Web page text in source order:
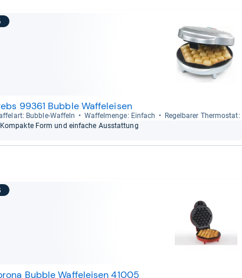
99361 Bubble Waffeleisen
Bub­ble-​Waf­feln Waf­fel­menge: Ein­fach
Regel­ba­rer Ther­mo­stat:
Kom­pakte Form und ein­fa­che Aus­stat­tung
Bubble Waffeleisen 41005